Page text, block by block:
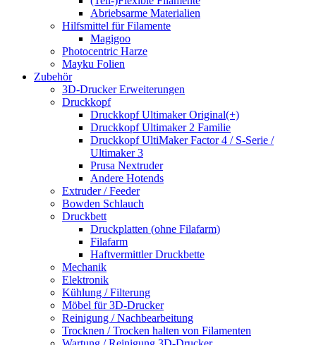
Abriebsarme Materialien
Hilfsmittel für Filamente
Magigoo
Photocentric Harze
Mayku Folien
Zubehör
3D-Drucker Erweiterungen
Druckkopf
Druckkopf Ultimaker Original(+)
Druckkopf Ultimaker 2 Familie
Druckkopf UltiMaker Factor 4 / S-Serie /
Ultimaker 3
Prusa Nextruder
Andere Hotends
Extruder / Feeder
Bowden Schlauch
Druckbett
Druckplatten (ohne Filafarm)
Filafarm
Haftvermittler Druckbette
Mechanik
Elektronik
Kühlung / Filterung
Möbel für 3D-Drucker
Reinigung / Nachbearbeitung
Trocknen / Trocken halten von Filamenten